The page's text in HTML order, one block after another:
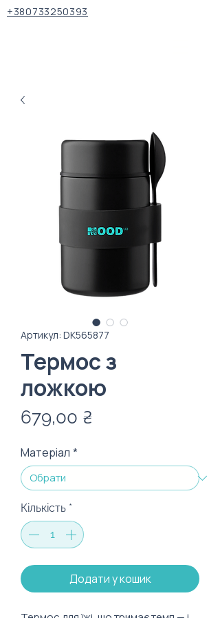
+380733250393
Артикул: DK565877
Термос з
ложкою
679,00 ₴
Матеріал *
Кількість *
Додати у кошик